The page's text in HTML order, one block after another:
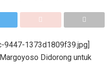
9447-1373d1809f39.jpg]
Didorong untuk